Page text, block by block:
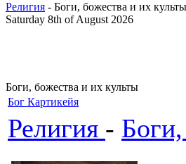
Религия - Боги, божества и их культы
Saturday 8th of August 2026
Боги, божества и их культы
Бог Картикейя
Религия -